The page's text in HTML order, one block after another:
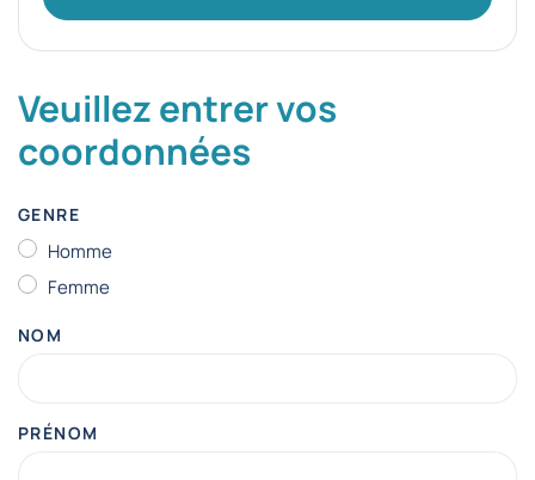
Veuillez entrer vos
coordonnées
GENRE
Homme
Femme
NOM
PRÉNOM